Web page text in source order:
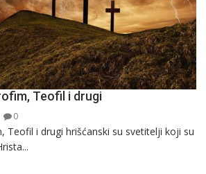
Teofil i drugi
0
Teofil i drugi hrišćanski su svetitelji koji su